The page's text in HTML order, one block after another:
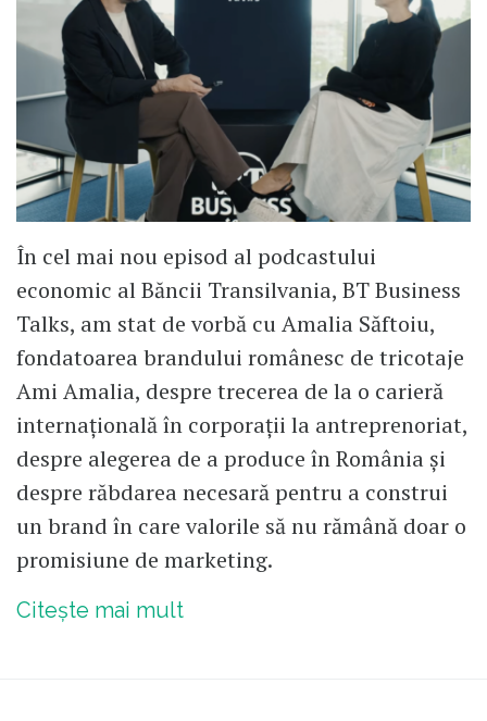
În cel mai nou episod al podcastului
economic al Băncii Transilvania, BT Business
Talks, am stat de vorbă cu Amalia Săftoiu,
fondatoarea brandului românesc de tricotaje
Ami Amalia, despre trecerea de la o carieră
internațională în corporații la antreprenoriat,
despre alegerea de a produce în România și
despre răbdarea necesară pentru a construi
un brand în care valorile să nu rămână doar o
promisiune de marketing.
Citește mai mult